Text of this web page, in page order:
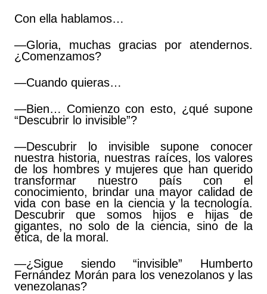
Con ella hablamos…
—Gloria, muchas gracias por atendernos.
¿Comenzamos?
—Cuando quieras…
—Bien… Comienzo con esto, ¿qué supone
“Descubrir lo invisible”?
—Descubrir lo invisible supone conocer
nuestra historia, nuestras raíces, los valores
de los hombres y mujeres que han querido
transformar nuestro país con el
conocimiento, brindar una mayor calidad de
vida con base en la ciencia y la tecnología.
Descubrir que somos hijos e hijas de
gigantes, no solo de la ciencia, sino de la
ética, de la moral.
—¿Sigue siendo “invisible” Humberto
Fernández Morán para los venezolanos y las
venezolanas?